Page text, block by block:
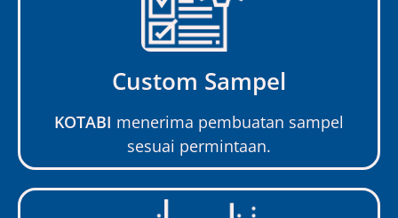
Custom Sampel
KOTABI menerima pembuatan sampel
sesuai permintaan.